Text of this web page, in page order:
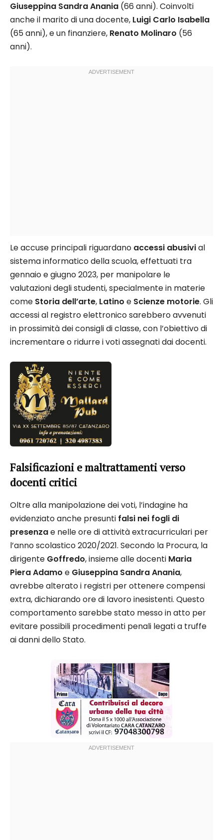
Giuseppina Sandra Anania (66 anni). Coinvolti
anche il marito di una docente, Luigi Carlo Isabella
(65 anni), e un finanziere, Renato Molinaro (56
anni).
Le accuse principali riguardano accessi abusivial
sistema informatico della scuola, effettuati tra
gennaio e giugno 2023, per manipolare le
valutazioni degli studenti, specialmente in materie
come Storia dell’arte, Latino e Scienze motorie. Gli
accessi al registro elettronico sarebbero avvenuti
in prossimità dei consigli di classe, con l’obiettivo di
incrementare o ridurre i voti assegnati dai docenti.
Falsificazioni e maltrattamenti verso
docenti critici
Oltre alla manipolazione dei voti, l’indagine ha
evidenziato anche presunti falsi nei fogli di
presenzae nelle ore di attività extracurriculari per
l’anno scolastico 2020/2021. Secondo la Procura, la
dirigente Goffredo, insieme alle docenti Maria
Piera Adamo e Giuseppina Sandra Anania,
avrebbe alterato i registri per ottenere compensi
extra, dichiarando ore di lavoro inesistenti. Questo
comportamento sarebbe stato messo in atto per
evitare possibili procedimenti penali legati a truffe
ai danni dello Stato.